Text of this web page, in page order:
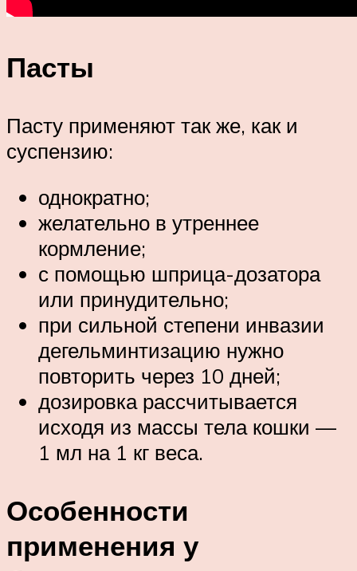
Пасты
Пасту применяют так же, как и
суспензию:
однократно;
желательно в утреннее
кормление;
с помощью шприца-дозатора
или принудительно;
при сильной степени инвазии
дегельминтизацию нужно
повторить через 10 дней;
дозировка рассчитывается
исходя из массы тела кошки —
1 мл на 1 кг веса.
Особенности
применения у